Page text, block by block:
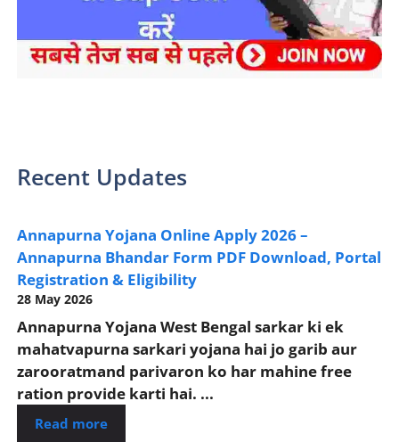
Recent Updates
Annapurna Yojana Online Apply 2026 –
Annapurna Bhandar Form PDF Download, Portal
Registration & Eligibility
28 May 2026
Annapurna Yojana West Bengal sarkar ki ek
mahatvapurna sarkari yojana hai jo garib aur
zarooratmand parivaron ko har mahine free
ration provide karti hai. ...
Read more